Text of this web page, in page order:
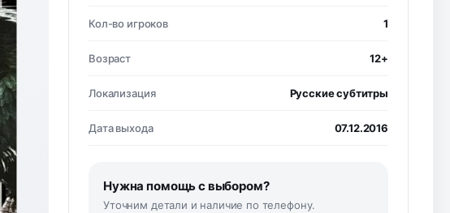
Кол-во игроков 1
Возраст 12+
Локализация Русские субтитры
Дата выхода 07.12.2016
Нужна помощь с выбором?
Уточним детали и наличие по телефону.